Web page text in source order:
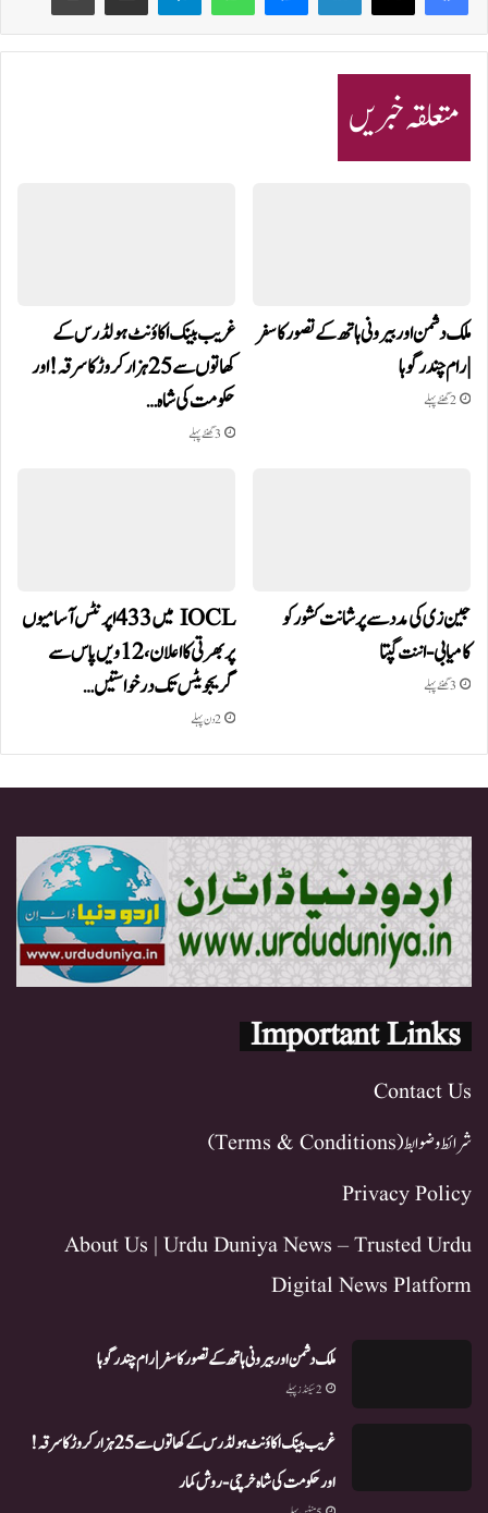
متعلقہ خبریں
ملک دشمن اور بیرونی ہاتھ کے تصور کا سفر
| رام چندر گوہا
2 گھنٹے پہلے
غریب بینک اکاؤنٹ ہولڈرس کے
کھاتوں سے 25 ہزار کروڑ کا سرقہ!اور
حکومت کی شاہ…
3 گھنٹے پہلے
جین زی کی مدد سے پرشانت کشور کو
کامیابی-اننت گپتا
3 گھنٹے پہلے
IOCL میں 433 اپرنٹس آسامیوں
پر بھرتی کا اعلان، 12ویں پاس سے
گریجویٹس تک درخواستیں…
2 دن پہلے
Important Links
Contact Us
شرائط و ضوابط (Terms & Conditions)
Privacy Policy
About Us | Urdu Duniya News – Trusted Urdu
Digital News Platform
ملک دشمن اور بیرونی ہاتھ کے تصور کا سفر | رام چندر گوہا
2 سیکنڈز پہلے
غریب بینک اکاؤنٹ ہولڈرس کے کھاتوں سے 25 ہزار کروڑ کا سرقہ!
اور حکومت کی شاہ خرچی-روش کمار